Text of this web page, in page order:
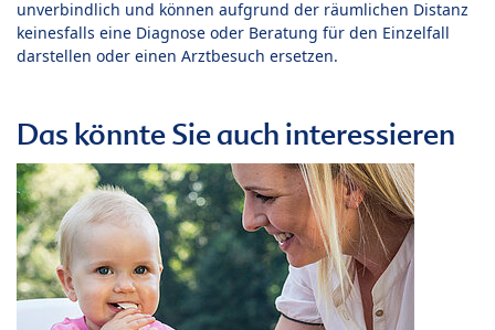
unverbindlich und können aufgrund der räumlichen Distanz
keinesfalls eine Diagnose oder Beratung für den Einzelfall
darstellen oder einen Arztbesuch ersetzen.
Das könnte Sie auch interessieren